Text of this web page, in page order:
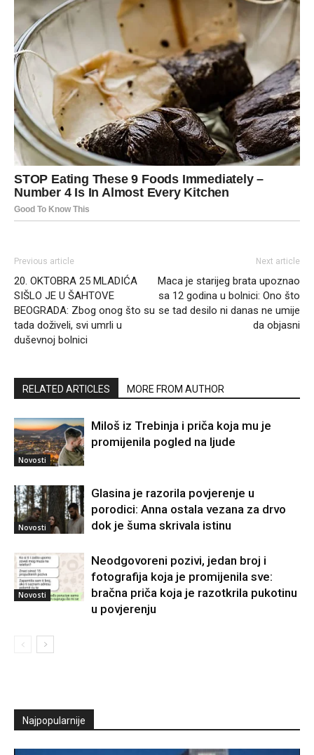
Previous article
20. OKTOBRA 25 MLADIĆA
SIŠLO JE U ŠAHTOVE
BEOGRADA: Zbog onog što su
tada doživeli, svi umrli u
duševnoj bolnici
Next article
Maca je starijeg brata upoznao
sa 12 godina u bolnici: Ono što
se tad desilo ni danas ne umije
da objasni
RELATED ARTICLES MORE FROM AUTHOR
Novosti
Miloš iz Trebinja i priča koja mu je
promijenila pogled na ljude
Novosti
Glasina je razorila povjerenje u
porodici: Anna ostala vezana za drvo
dok je šuma skrivala istinu
Novosti
Neodgovoreni pozivi, jedan broj i
fotografija koja je promijenila sve:
bračna priča koja je razotkrila pukotinu
u povjerenju
Najpopularnije